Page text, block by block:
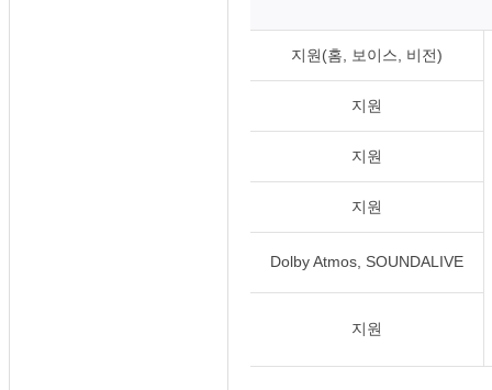
지원(홈, 보이스, 비전)
지원
지원
지원
Dolby Atmos, SOUNDALIVE
지원